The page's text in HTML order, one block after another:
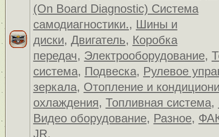
(On Board Diagnostic) Система
самодиагностики., Шины и
диски, Двигатель, Коробка
передач, Электрооборудование,
система, Подвеска, Рулевое
зеркала, Отопление и
охлаждения, Топливная система,
Видео оборудование, Разное,
JR,